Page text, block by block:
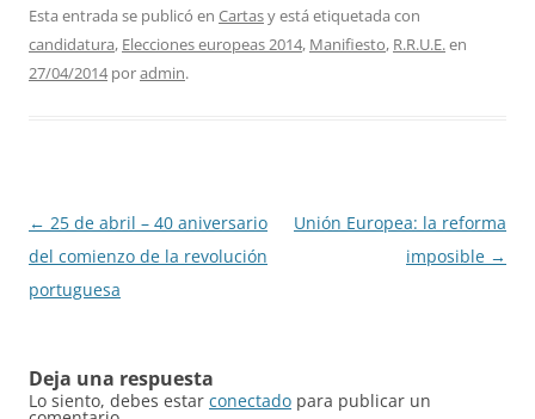
Esta entrada se publicó en Cartasy está etiquetada con
candidatura, Elecciones europeas 2014, Manifiesto, R.R.U.E.en
27/04/2014poradmin.
Navegación
de
entradas
← 25 de abril – 40 aniversario
del comienzo de la revolución
portuguesa
Unión Europea: la reforma
imposible →
Deja una respuesta
Lo siento, debes estar conectado para publicar un